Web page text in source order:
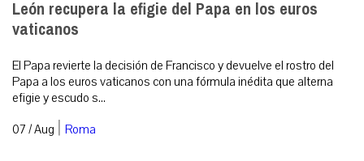
León recupera la efigie del Papa en los euros
vaticanos
El Papa revierte la decisión de Francisco y devuelve el rostro del
Papa a los euros vaticanos con una fórmula inédita que alterna
efigie y escudo s...
07 / Aug | Roma